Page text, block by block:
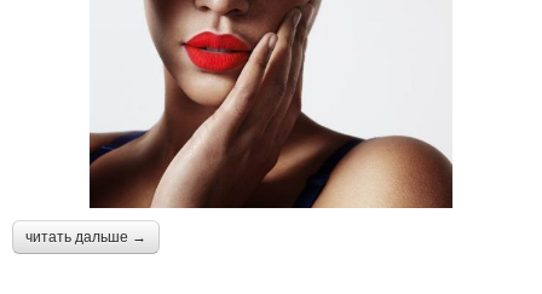
читать дальше →